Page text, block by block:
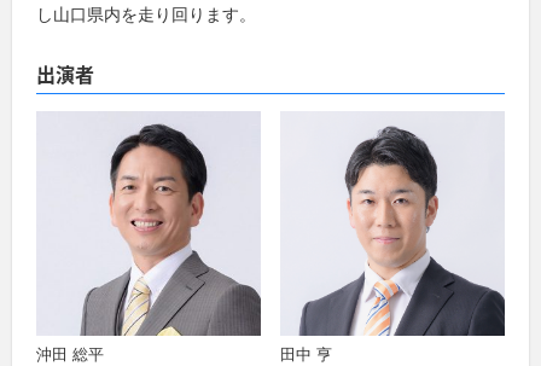
し山口県内を走り回ります。
出演者
沖田 総平 田中 亨